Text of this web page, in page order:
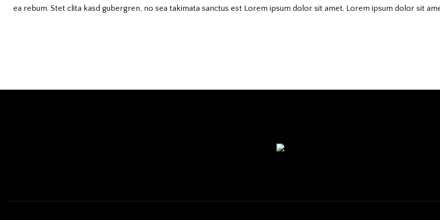
ea rebum. Stet clita kasd gubergren, no sea takimata sanctus est Lorem ipsum dolor sit amet. Lorem ipsum dolor sit